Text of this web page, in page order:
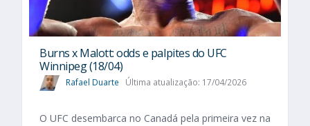
Burns x Malott: odds e palpites do UFC
Winnipeg (18/04)
Rafael Duarte Última atualização: 17/04/2026
O UFC desembarca no Canadá pela primeira vez na